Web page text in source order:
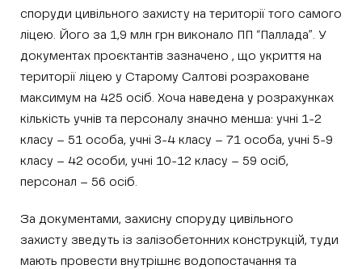
споруди цивільного захисту на території того самого
ліцею. Його за 1,9 млн грн виконало ПП “Паллада”. У
документах проєктантів зазначено , що укриття на
території ліцею у Старому Салтові розраховане
максимум на 425 осіб. Хоча наведена у розрахунках
кількість учнів та персоналу значно менша: учні 1-2
класу – 51 особа, учні 3-4 класу – 71 особа, учні 5-9
класу – 42 особи, учні 10-12 класу – 59 осіб,
персонал – 56 осіб.
За документами, захисну споруду цивільного
захисту зведуть із залізобетонних конструкцій, туди
мають провести внутрішнє водопостачання та